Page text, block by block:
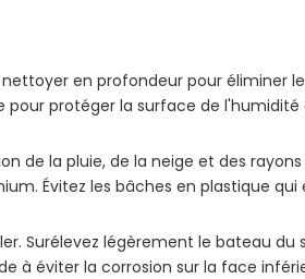
en profondeur pour éliminer
pour protéger la surface de l'humidité
de la pluie, de la neige et des rayons
Évitez les bâches en plastique
Surélevez légèrement le bateau du
à éviter la corrosion sur la face